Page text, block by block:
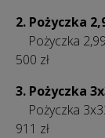
2. Pożyczka
Pożyczka
500 zł
3. Pożyczka
Pożyczka
911 zł